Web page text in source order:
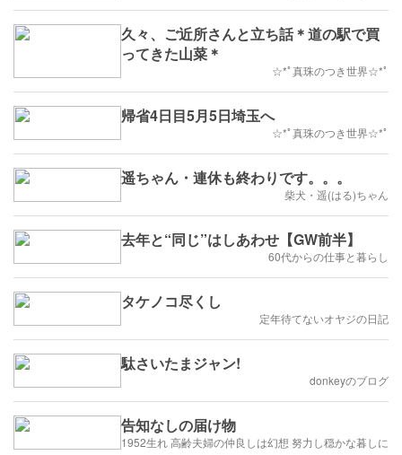
久々、ご近所さんと立ち話＊道の駅で買
ってきた山菜＊
☆*ﾟ真珠のつき世界☆*ﾟ
帰省4日目5月5日埼玉へ
☆*ﾟ真珠のつき世界☆*ﾟ
遥ちゃん・連休も終わりです。。。
柴犬・遥(はる)ちゃん
去年と“同じ”はしあわせ【GW前半】
60代からの仕事と暮らし
タケノコ尽くし
定年待てないオヤジの日記
駄さいたまジャン!
donkeyのブログ
告知なしの届け物
1952生れ 高齢夫婦の仲良しは幻想 努力し穏かな暮しに